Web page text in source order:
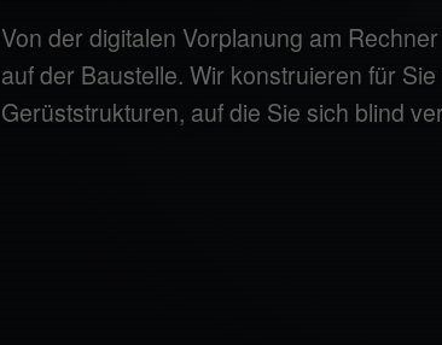
Von der digitalen Vorplanung am
auf der Baustelle. Wir konstruieren für
Gerüststrukturen, auf die Sie sich blind